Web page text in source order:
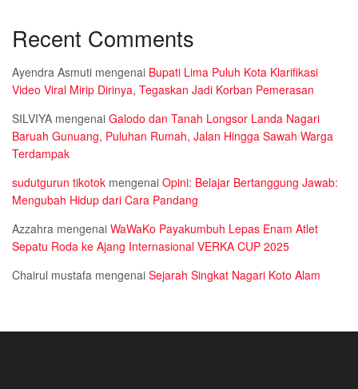
Recent Comments
Ayendra Asmuti mengenai Bupati Lima Puluh Kota Klarifikasi
Video Viral Mirip Dirinya, Tegaskan Jadi Korban Pemerasan
SILVIYA mengenai Galodo dan Tanah Longsor Landa Nagari
Baruah Gunuang, Puluhan Rumah, Jalan Hingga Sawah Warga
Terdampak
sudutgurun tikotok mengenai Opini: Belajar Bertanggung Jawab:
Mengubah Hidup dari Cara Pandang
Azzahra mengenai WaWaKo Payakumbuh Lepas Enam Atlet
Sepatu Roda ke Ajang Internasional VERKA CUP 2025
Chairul mustafa mengenai Sejarah Singkat Nagari Koto Alam